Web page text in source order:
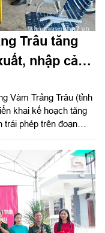
Trâu tăng
nhập cảnh
Vàm Trảng Trâu (tỉnh
khai kế hoạch tăng
trái phép trên đoạn